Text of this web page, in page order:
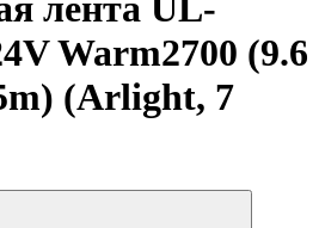
лента UL-
Warm2700 (9.6
(Arlight, 7